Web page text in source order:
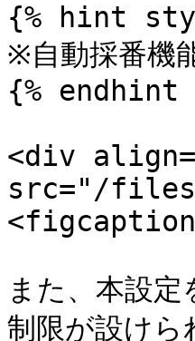
{% hint
※自動採番機
{% endhint
<div
src="/files/
また、本設
制限が設けら